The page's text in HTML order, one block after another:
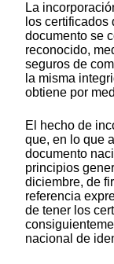
La
los
documento se
reconocido,
seguros de
la misma
obtiene por
El hecho de
que, en lo que
documento
principios
diciembre, de
referencia
de tener los
nacional de